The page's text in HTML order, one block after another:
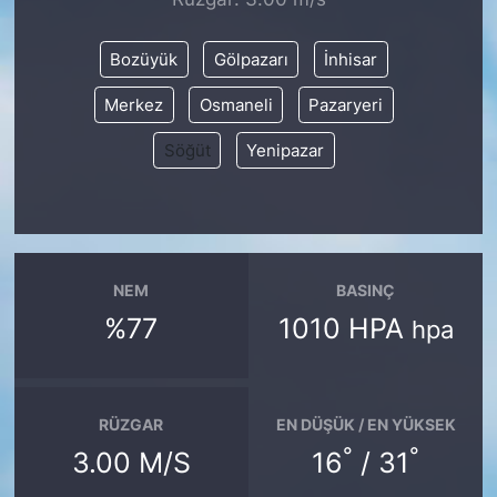
Bozüyük Gölpazarı İnhisar
Merkez Osmaneli Pazaryeri
Söğüt Yenipazar
NEM
%77
BASINÇ
1010 HPA hpa
RÜZGAR
3.00 M/S
EN DÜŞÜK / EN YÜKSEK
16° / 31°
SİYASET
SON DAKİKA HABERİ
VİDEO GALERİ